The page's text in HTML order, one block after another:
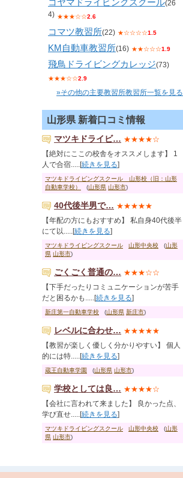
コヤマドライビングスクール(26
4) ★★★☆☆2.6
コマツ教習所(22) ★☆☆☆☆1.5
KM自動車教習所(16) ★★☆☆☆1.9
飛鳥ドライビングカレッジ(73)
★★★☆☆2.9
»その他の主要教習所教習所一覧を見る
山形県 新着口コミ情報
マツキドライビ… ★★★★☆
【絶対にここの校舎をオススメします】 1
人で合宿.....[続きを見る]
マツキドライビングスクール 山形校（旧：山形
自動車学校）
(山形県 山形市)
40代後半男で… ★★★★★
【年配の方にもおすすめ】 私自身40代後半
にて以.....[続きを見る]
マツキドライビングスクール 山形中央校 (山形
県 山形市)
ごくごく普通の… ★★★☆☆
【下手だったりコミュニケーションが苦手
だと困るかも.....[続きを見る]
新庄第一自動車学校 (山形県 新庄市)
レベルに合わせ… ★★★★★
【教習が楽しく優しく分かりやすい】 個人
的には特.....[続きを見る]
蔵王自動車学園 (山形県 山形市)
学校としては良… ★★★★☆
【会社に言われて来ました】 良かった点、
学び直せ.....[続きを見る]
マツキドライビングスクール 山形中央校 (山形
県 山形市)